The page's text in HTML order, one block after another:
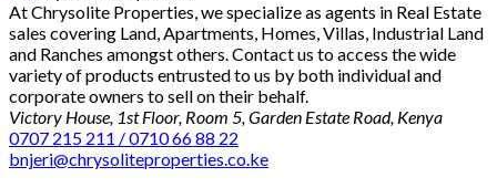
At Chrysolite Properties, we specialize as agents in Real Estate
sales covering Land, Apartments, Homes, Villas, Industrial Land
and Ranches amongst others. Contact us to access the wide
variety of products entrusted to us by both individual and
corporate owners to sell on their behalf.
Victory House, 1st Floor, Room 5, Garden Estate Road, Kenya
0707 215 211 / 0710 66 88 22
bnjeri@chrysoliteproperties.co.ke